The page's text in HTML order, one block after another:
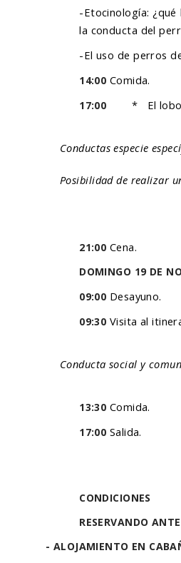
-Etocinología:
la conducta del
-El uso de perros
14:00 Comida.
17:00 * El
Conductas especie
Posibilidad de realizar
21:00 Cena.
DOMINGO 19 DE
09:00 Desayuno.
09:30 Visita al
Conducta social y
13:30 Comida.
17:00 Salida.
CONDICIONES
RESERVANDO
- ALOJAMIENTO EN